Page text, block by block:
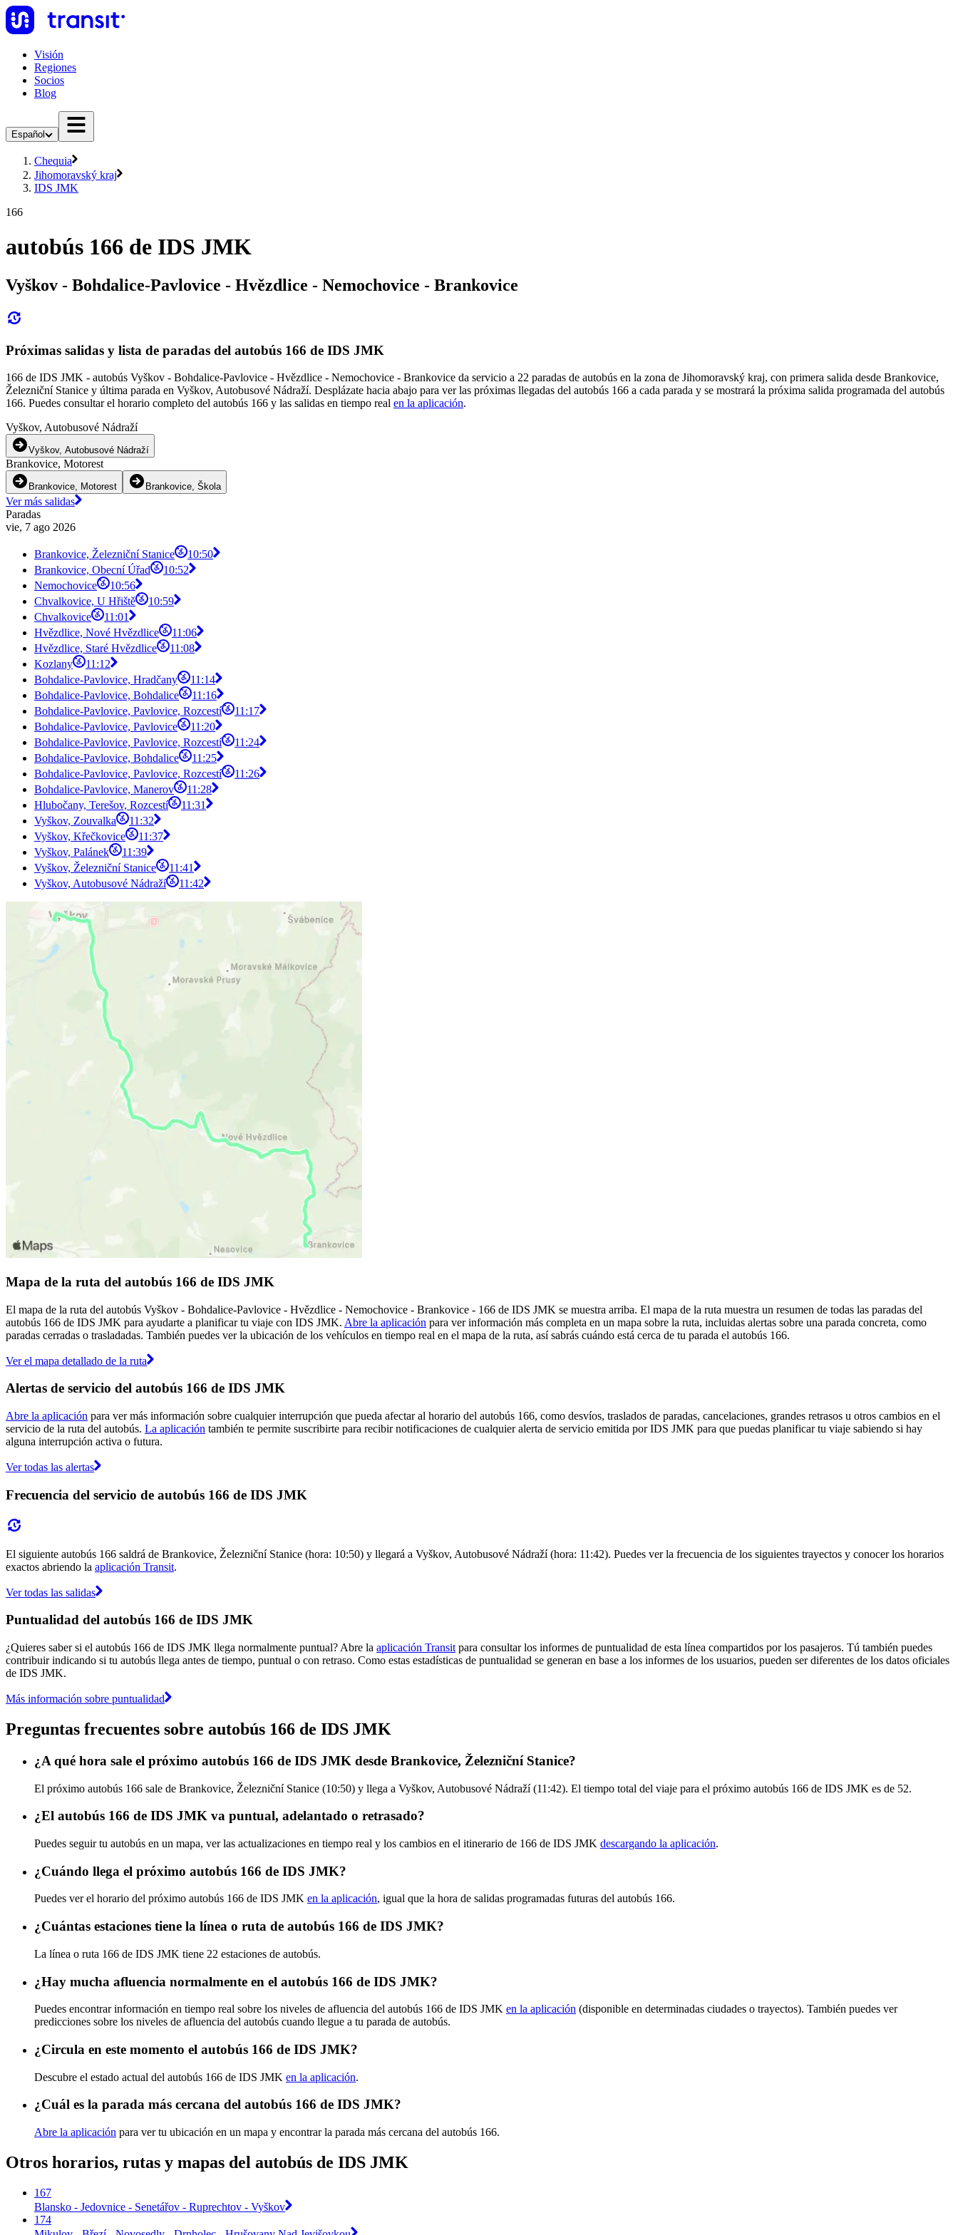
Visión
Regiones
Socios
Blog
Español
Chequia
Jihomoravský kraj
IDS JMK
166
autobús 166 de IDS JMK
Vyškov - Bohdalice-Pavlovice - Hvězdlice - Nemochovice - Brankovice
Próximas salidas y lista de paradas del autobús 166 de IDS JMK
166 de IDS JMK - autobús Vyškov - Bohdalice-Pavlovice - Hvězdlice - Nemochovice - Brankovice da servicio a 22 paradas de autobús en la zona de Jihomoravský kraj, con primera salida desde Brankovice,
Železniční Stanice y última parada en Vyškov, Autobusové Nádraží. Desplázate hacia abajo para ver las próximas llegadas del autobús 166 a cada parada y se mostrará la próxima salida programada del autobús
166. Puedes consultar el horario completo del autobús 166 y las salidas en tiempo real en la aplicación.
Vyškov, Autobusové Nádraží
Vyškov, Autobusové Nádraží
Brankovice, Motorest
Brankovice, Motorest Brankovice, Škola
Ver más salidas
Paradas
vie, 7 ago 2026
Brankovice, Železniční Stanice
10:50
Brankovice, Obecní Úřad
10:52
Nemochovice
10:56
Chvalkovice, U Hřiště
10:59
Chvalkovice
11:01
Hvězdlice, Nové Hvězdlice
11:06
Hvězdlice, Staré Hvězdlice
11:08
Kozlany
11:12
Bohdalice-Pavlovice, Hradčany
11:14
Bohdalice-Pavlovice, Bohdalice
11:16
Bohdalice-Pavlovice, Pavlovice, Rozcestí
11:17
Bohdalice-Pavlovice, Pavlovice
11:20
Bohdalice-Pavlovice, Pavlovice, Rozcestí
11:24
Bohdalice-Pavlovice, Bohdalice
11:25
Bohdalice-Pavlovice, Pavlovice, Rozcestí
11:26
Bohdalice-Pavlovice, Manerov
11:28
Hlubočany, Terešov, Rozcestí
11:31
Vyškov, Zouvalka
11:32
Vyškov, Křečkovice
11:37
Vyškov, Palánek
11:39
Vyškov, Železniční Stanice
11:41
Vyškov, Autobusové Nádraží
11:42
Mapa de la ruta del autobús 166 de IDS JMK
El mapa de la ruta del autobús Vyškov - Bohdalice-Pavlovice - Hvězdlice - Nemochovice - Brankovice - 166 de IDS JMK se muestra arriba. El mapa de la ruta muestra un resumen de todas las paradas del
autobús 166 de IDS JMK para ayudarte a planificar tu viaje con IDS JMK. Abre la aplicación para ver información más completa en un mapa sobre la ruta, incluidas alertas sobre una parada concreta, como
paradas cerradas o trasladadas. También puedes ver la ubicación de los vehículos en tiempo real en el mapa de la ruta, así sabrás cuándo está cerca de tu parada el autobús 166.
Ver el mapa detallado de la ruta
Alertas de servicio del autobús 166 de IDS JMK
Abre la aplicación para ver más información sobre cualquier interrupción que pueda afectar al horario del autobús 166, como desvíos, traslados de paradas, cancelaciones, grandes retrasos u otros cambios en el
servicio de la ruta del autobús. La aplicación también te permite suscribirte para recibir notificaciones de cualquier alerta de servicio emitida por IDS JMK para que puedas planificar tu viaje sabiendo si hay
alguna interrupción activa o futura.
Ver todas las alertas
Frecuencia del servicio de autobús 166 de IDS JMK
El siguiente autobús 166 saldrá de Brankovice, Železniční Stanice (hora: 10:50) y llegará a Vyškov, Autobusové Nádraží (hora: 11:42). Puedes ver la frecuencia de los siguientes trayectos y conocer los horarios
exactos abriendo la aplicación Transit.
Ver todas las salidas
Puntualidad del autobús 166 de IDS JMK
¿Quieres saber si el autobús 166 de IDS JMK llega normalmente puntual? Abre la aplicación Transit para consultar los informes de puntualidad de esta línea compartidos por los pasajeros. Tú también puedes
contribuir indicando si tu autobús llega antes de tiempo, puntual o con retraso. Como estas estadísticas de puntualidad se generan en base a los informes de los usuarios, pueden ser diferentes de los datos oficiales
de IDS JMK.
Más información sobre puntualidad
Preguntas frecuentes sobre autobús 166 de IDS JMK
¿A qué hora sale el próximo autobús 166 de IDS JMK desde Brankovice, Železniční Stanice?
El próximo autobús 166 sale de Brankovice, Železniční Stanice (10:50) y llega a Vyškov, Autobusové Nádraží (11:42). El tiempo total del viaje para el próximo autobús 166 de IDS JMK es de 52.
¿El autobús 166 de IDS JMK va puntual, adelantado o retrasado?
Puedes seguir tu autobús en un mapa, ver las actualizaciones en tiempo real y los cambios en el itinerario de 166 de IDS JMK descargando la aplicación.
¿Cuándo llega el próximo autobús 166 de IDS JMK?
Puedes ver el horario del próximo autobús 166 de IDS JMK en la aplicación, igual que la hora de salidas programadas futuras del autobús 166.
¿Cuántas estaciones tiene la línea o ruta de autobús 166 de IDS JMK?
La línea o ruta 166 de IDS JMK tiene 22 estaciones de autobús.
¿Hay mucha afluencia normalmente en el autobús 166 de IDS JMK?
Puedes encontrar información en tiempo real sobre los niveles de afluencia del autobús 166 de IDS JMK en la aplicación (disponible en determinadas ciudades o trayectos). También puedes ver
predicciones sobre los niveles de afluencia del autobús cuando llegue a tu parada de autobús.
¿Circula en este momento el autobús 166 de IDS JMK?
Descubre el estado actual del autobús 166 de IDS JMK en la aplicación.
¿Cuál es la parada más cercana del autobús 166 de IDS JMK?
Abre la aplicación para ver tu ubicación en un mapa y encontrar la parada más cercana del autobús 166.
Otros horarios, rutas y mapas del autobús de IDS JMK
167
Blansko - Jedovnice - Senetářov - Ruprechtov - Vyškov
174